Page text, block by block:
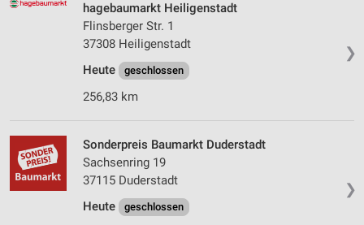
❯
hagebaumarkt Heiligenstadt
Flinsberger Str. 1
37308 Heiligenstadt
Heute
geschlossen
256,83 km
❯
Sonderpreis Baumarkt Duderstadt
Sachsenring 19
37115 Duderstadt
Heute
geschlossen